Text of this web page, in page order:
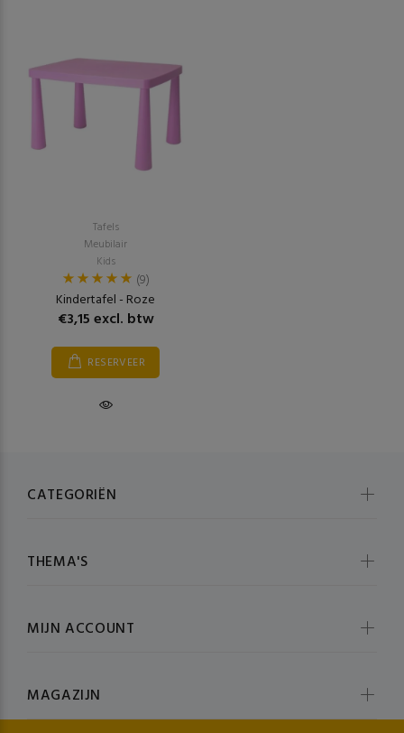
Tafels
Meubilair
Kids
(9)
Kindertafel - Roze
€3,15 excl. btw
RESERVEER
CATEGORIËN
THEMA'S
MIJN ACCOUNT
MAGAZIJN